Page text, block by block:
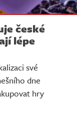
české
lépe
své
dne
hry